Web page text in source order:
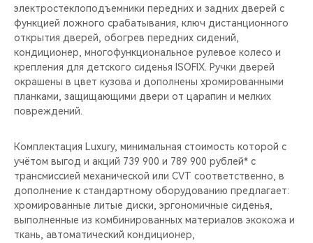
электростеклоподъемники передних и задних дверей с
функцией ложного срабатывания, ключ дистанционного
открытия дверей, обогрев передних сидений,
кондиционер, многофункциональное рулевое колесо и
крепления для детского сиденья ISOFIX. Ручки дверей
окрашены в цвет кузова и дополнены хромированными
планками, защищающими двери от царапин и мелких
повреждений.
Комплектация Luxury, минимальная стоимость которой с
учётом выгод и акций 739 900 и 789 900 рублей* с
трансмиссией механической или CVT соответственно, в
дополнение к стандартному оборудованию предлагает:
хромированные литые диски, эргономичные сиденья,
выполненные из комбинированных материалов экокожа и
ткань, автоматический кондиционер,